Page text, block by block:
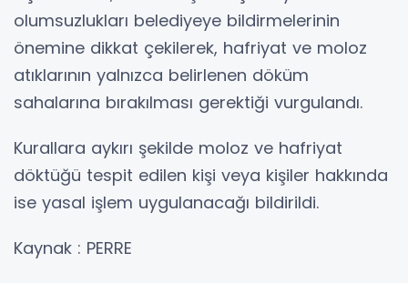
olumsuzlukları belediyeye bildirmelerinin
önemine dikkat çekilerek, hafriyat ve moloz
atıklarının yalnızca belirlenen döküm
sahalarına bırakılması gerektiği vurgulandı.
Kurallara aykırı şekilde moloz ve hafriyat
döktüğü tespit edilen kişi veya kişiler hakkında
ise yasal işlem uygulanacağı bildirildi.
Kaynak : PERRE